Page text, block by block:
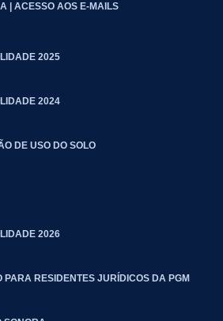
| ACESSO AOS E-MAILS
2025
2024
DE USO DO SOLO
2026
PARA RESIDENTES JURÍDICOS DA PGM